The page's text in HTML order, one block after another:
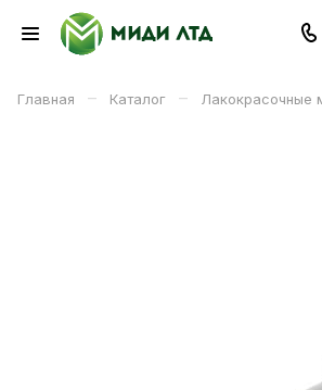
Главная – Каталог – Лакокрасочные